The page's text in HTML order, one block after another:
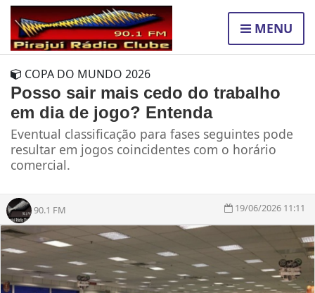
MENU
COPA DO MUNDO 2026
Posso sair mais cedo do trabalho
em dia de jogo? Entenda
Eventual classificação para fases seguintes pode
resultar em jogos coincidentes com o horário
comercial.
90.1 FM 19/06/2026 11:11